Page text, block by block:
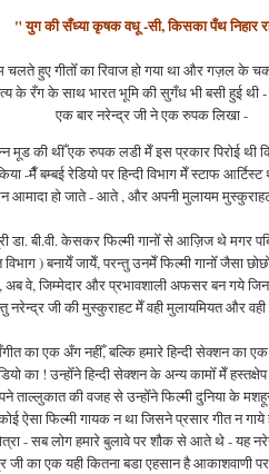
" युग की सँध्या कृषक वधू -सी, किसका पँथ निहार
चलते हुए गीतोँ का रिवाज हो गया था और गज़ल के
के रँग के साथ भारत भूमि की सुगँध भी बसी हुई थी
एक बार नरेन्द्र जी ने एक रुपक लिखा -
मूड की थीँ एक रुपक लडी मेँ इस प्रकार पिरोई
बम्बई रेडियो पर हिन्दी विभाग मेँ स्टाफ
आमादा हो जाते - आते , और अपनी मुलायम
बी.वी. केसकर फिल्मी गानोँ से आज़िज थे मगर
) बनायेँ जायेँ, परन्तु उनमेँ फिल्मी गानोँ जैसा
वे, जिम्मेदार और प्रभावशाली अफसर बन गये
जी की मुस्कुराहट मेँ वही मुलायमियत और
का एक अँग नहीँ, बल्कि हमारे हिन्दी सेक्शन
का ! उन्होँने हिन्दी सेक्शन के अन्य कामोँ मेँ
की वजह से उन्होँने फिल्मी दुनिया के मशहूर
ऐसा फिल्मी गायक न था जिसने प्रसार गीत न
- सब लोग हमारे बुलावे पर शौक से आते थे - यह
एक यही कितना बडा एहसान है आकाशवाणी पर